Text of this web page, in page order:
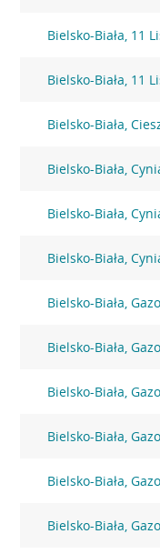
Bielsko-Biała, 11
Bielsko-Biała, 11
Bielsko-Biała,
Bielsko-Biała,
Bielsko-Biała,
Bielsko-Biała,
Bielsko-Biała,
Bielsko-Biała,
Bielsko-Biała,
Bielsko-Biała,
Bielsko-Biała,
Bielsko-Biała,